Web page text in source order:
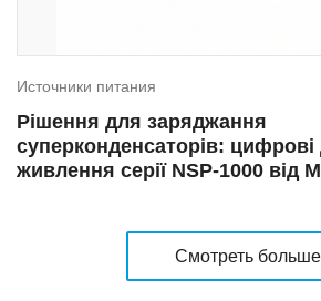
Источники питания
Рішення для заряджання
суперконденсаторів:
живлення серії NSP-1000 від
Смотреть больше